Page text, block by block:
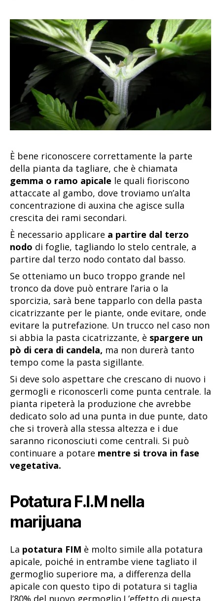
È bene riconoscere correttamente la parte
della pianta da tagliare, che è chiamata
gemma o ramo apicale le quali fioriscono
attaccate al gambo, dove troviamo un’alta
concentrazione di auxina che agisce sulla
crescita dei rami secondari.
È necessario applicare a partire dal terzo
nodo di foglie, tagliando lo stelo centrale, a
partire dal terzo nodo contato dal basso.
Se otteniamo un buco troppo grande nel
tronco da dove può entrare l’aria o la
sporcizia, sarà bene tapparlo con della pasta
cicatrizzante per le piante, onde evitare, onde
evitare la putrefazione. Un trucco nel caso non
si abbia la pasta cicatrizzante, è spargere un
pò di cera di candela, ma non durerà tanto
tempo come la pasta sigillante.
Si deve solo aspettare che crescano di nuovo i
germogli e riconoscerli come punta centrale. la
pianta ripeterà la produzione che avrebbe
dedicato solo ad una punta in due punte, dato
che si troverà alla stessa altezza e i due
saranno riconosciuti come centrali. Si può
continuare a potare mentre si trova in fase
vegetativa.
Potatura F.I.M nella
marijuana
La potatura FIM è molto simile alla potatura
apicale, poiché in entrambe viene tagliato il
germoglio superiore ma, a differenza della
apicale con questo tipo di potatura si taglia
l’80% del nuovo germoglio.L’effetto di questa